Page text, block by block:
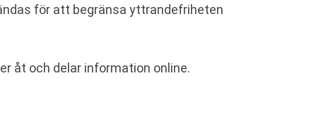
för att begränsa yttrandefriheten
åt och delar information online.